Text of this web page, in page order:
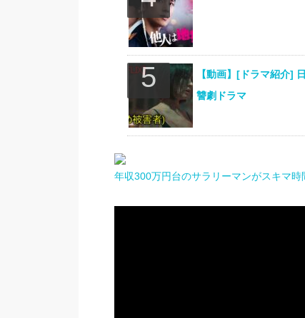
【動画】[ドラマ紹介]
讐劇ドラマ
年収300万円台のサラリーマンがスキマ